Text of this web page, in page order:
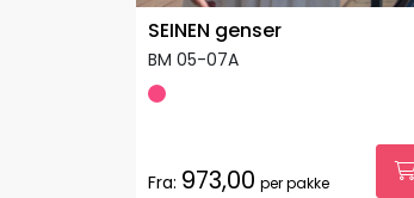
SEINEN genser
BM 05-07A
Fra: 973,00 per pakke